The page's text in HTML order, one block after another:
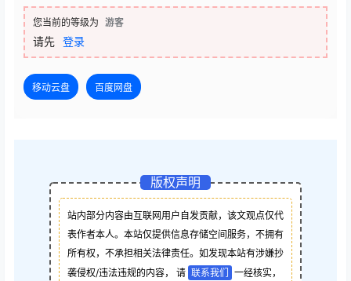
您当前的等级为 游客
请先 登录
移动云盘 百度网盘
版权声明
站内部分内容由互联网用户自发贡献，该文观点仅代
表作者本人。本站仅提供信息存储空间服务，不拥有
所有权，不承担相关法律责任。如发现本站有涉嫌抄
袭侵权/违法违规的内容， 请 联系我们
一经核实，